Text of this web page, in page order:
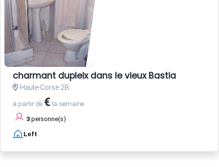
charmant dupleix dans le vieux Bastia
Haute-Corse 2B
à partir de € la semaine
3 personne(s)
Loft